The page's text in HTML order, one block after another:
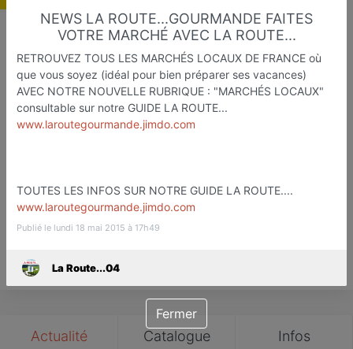
La Route...04
Etapes Touristiqu et Gastronomiq
Digne
Actualité Catalogue Infos
NEWS LA ROUTE...GOURMANDE FAITES
VOTRE MARCHÉ AVEC LA ROUTE...
RETROUVEZ TOUS LES MARCHÉS LOCAUX DE FRANCE où
que vous soyez (idéal pour bien préparer ses vacances)
AVEC NOTRE NOUVELLE RUBRIQUE : "MARCHÉS LOCAUX"
consultable sur notre GUIDE LA ROUTE...
www.laroutegourmande.jimdo.com
TOUTES LES INFOS SUR NOTRE GUIDE LA ROUTE....
www.laroutegourmande.jimdo.com
Publié le lundi 18 mai 2015 à 17h49
La Route...04
Fermer